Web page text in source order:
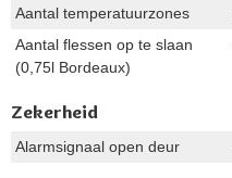
Aantal temperatuurzones
Aantal flessen op te slaan
(0,75l Bordeaux)
Zekerheid
Alarmsignaal open deur